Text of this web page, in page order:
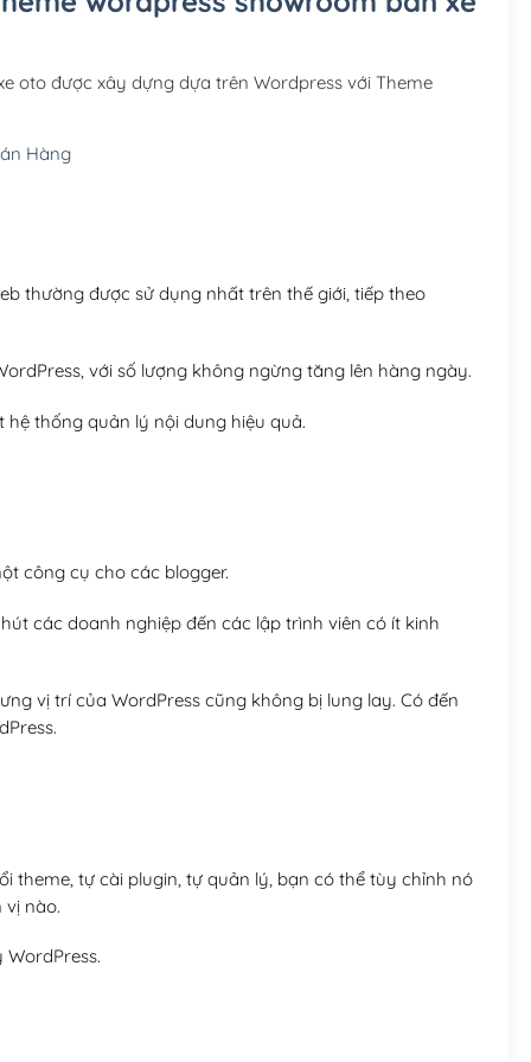
Hosting 5GB SSD (1
oto được xây dựng dựa trên Wordpress với Theme
Hàng
thường được sử dụng nhất trên thế giới, tiếp theo
với số lượng không ngừng tăng lên hàng ngày.
thống quản lý nội dung hiệu quả.
công cụ cho các blogger.
các doanh nghiệp đến các lập trình viên có ít kinh
vị trí của WordPress cũng không bị lung lay. Có đến
theme, tự cài plugin, tự quản lý, bạn có thể tùy chỉnh nó
nào.